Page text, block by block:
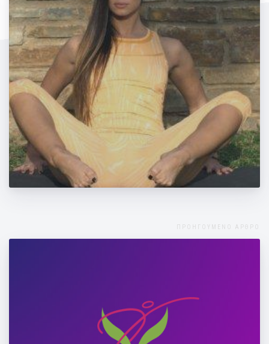
Ασκήσεις για γραμμωμένους κοιλιακούς
και πόδια
ΠΡΟΗΓΟΥΜΕΝΟ ΑΡΘΡΟ